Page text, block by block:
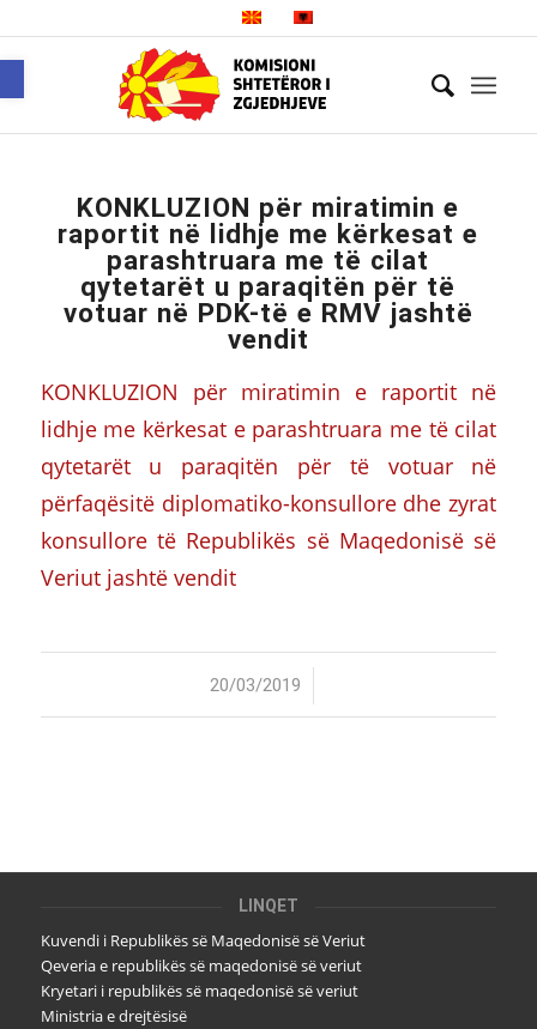
KONKLUZION për miratimin e
raportit në lidhje me kërkesat e
parashtruara me të cilat
qytetarët u paraqitën për të
votuar në PDK-të e RMV jashtë
vendit
KONKLUZION për miratimin e raportit në
lidhje me kërkesat e parashtruara me të cilat
qytetarët u paraqitën për të votuar në
përfaqësitë diplomatiko-konsullore dhe zyrat
konsullore të Republikës së Maqedonisë së
Veriut jashtë vendit
20/03/2019
/
LINQET
Kuvendi i Republikës së Maqedonisë së Veriut
Qeveria e republikës së maqedonisë së veriut
Kryetari i republikës së maqedonisë së veriut
Ministria e drejtësisë
Open toolbar